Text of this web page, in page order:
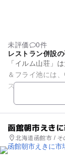
未評価
0件
レストラン併設
「イルム山荘」
＆フライ池には
スなどの釣りを
函館朝市えき
北海道函館市 / そ